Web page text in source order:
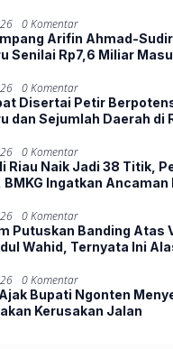
0 Komentar
Arifin Ahmad-
Senilai Rp7,6 Miliar
0 Komentar
Disertai Petir
dan Sejumlah Daerah di
0 Komentar
Riau Naik Jadi 38 Titik,
Ingatkan Ancaman
0 Komentar
Putuskan Banding Atas
Wahid, Ternyata Ini
0 Komentar
Bupati Ngonten
Kerusakan Jalan